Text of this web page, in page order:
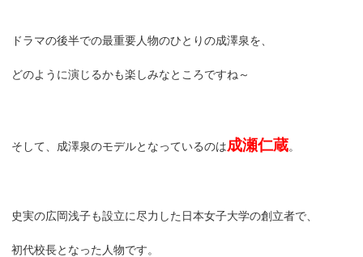
ドラマの後半での最重要人物のひとりの成澤泉を、
どのように演じるかも楽しみなところですね～
そして、成澤泉のモデルとなっているのは成瀬仁蔵。
史実の広岡浅子も設立に尽力した日本女子大学の創立者で、
初代校長となった人物です。